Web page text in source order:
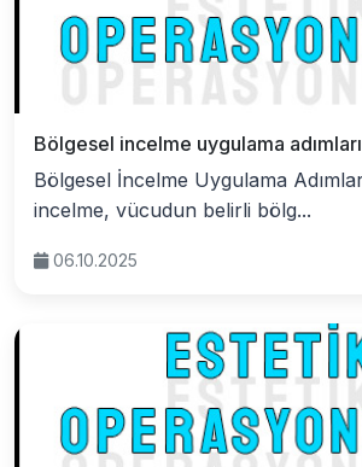
Bölgesel incelme uygulama adımları
Bölgesel İncelme Uygulama
incelme, vücudun belirli bölg...
06.10.2025